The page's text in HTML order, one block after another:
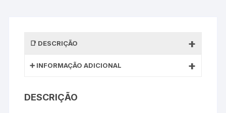
DESCRIÇÃO
INFORMAÇÃO ADICIONAL
DESCRIÇÃO